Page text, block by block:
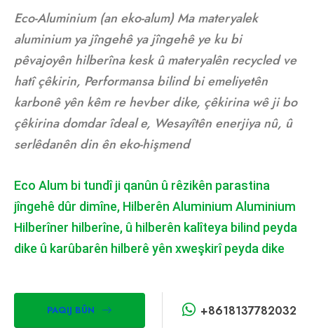
Eco-Aluminium (an eko-alum) Ma materyalek
aluminium ya jîngehê ya jîngehê ye ku bi
pêvajoyên hilberîna kesk û materyalên recycled ve
hatî çêkirin, Performansa bilind bi emeliyetên
karbonê yên kêm re hevber dike, çêkirina wê ji bo
çêkirina domdar îdeal e, Wesayîtên enerjiya nû, û
serlêdanên din ên eko-hişmend
Eco Alum bi tundî ji qanûn û rêzikên parastina
jîngehê dûr dimîne, Hilberên Aluminium Aluminium
Hilberîner hilberîne, û hilberên kalîteya bilind peyda
dike û karûbarên hilberê yên xweşkirî peyda dike
PAQIJ BÛN +8618137782032